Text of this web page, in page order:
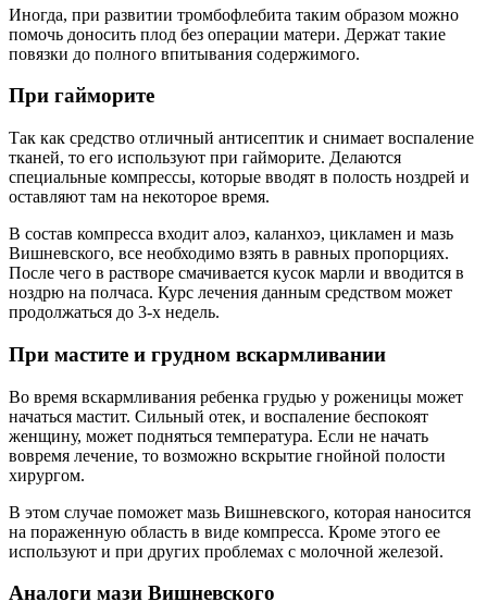
Иногда, при развитии тромбофлебита таким образом можно
помочь доносить плод без операции матери. Держат такие
повязки до полного впитывания содержимого.
При гайморите
Так как средство отличный антисептик и снимает воспаление
тканей, то его используют при гайморите. Делаются
специальные компрессы, которые вводят в полость ноздрей и
оставляют там на некоторое время.
В состав компресса входит алоэ, каланхоэ, цикламен и мазь
Вишневского, все необходимо взять в равных пропорциях.
После чего в растворе смачивается кусок марли и вводится в
ноздрю на полчаса. Курс лечения данным средством может
продолжаться до 3-х недель.
При мастите и грудном вскармливании
Во время вскармливания ребенка грудью у роженицы может
начаться мастит. Сильный отек, и воспаление беспокоят
женщину, может подняться температура. Если не начать
вовремя лечение, то возможно вскрытие гнойной полости
хирургом.
В этом случае поможет мазь Вишневского, которая наносится
на пораженную область в виде компресса. Кроме этого ее
используют и при других проблемах с молочной железой.
Аналоги мази Вишневского